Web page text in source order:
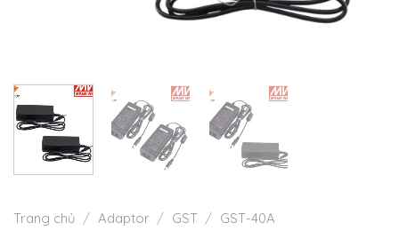
Trang chủ / Adaptor / GST / GST-40A